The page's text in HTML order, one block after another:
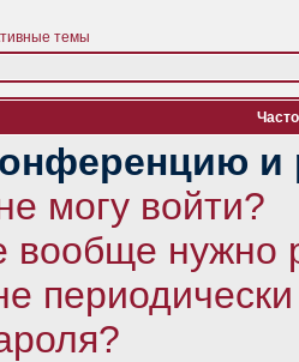
темы
и
могу войти?
нужно